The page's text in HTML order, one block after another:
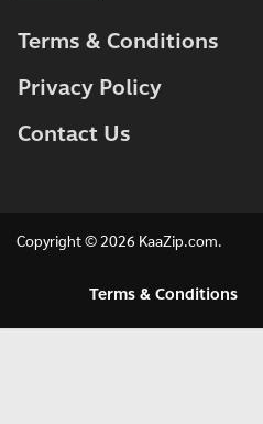
Terms & Conditions
Privacy Policy
Contact Us
Copyright © 2026 KaaZip.com
Terms & Conditions